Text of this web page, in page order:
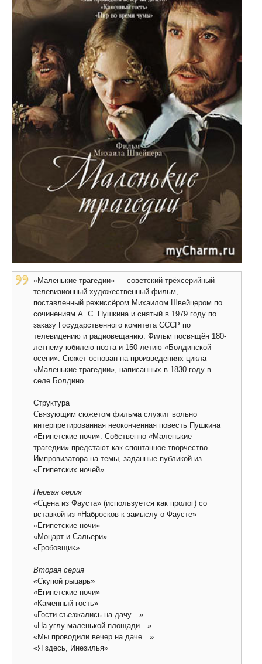
«Маленькие трагедии» — советский трёхсерийный
телевизионный художественный фильм,
поставленный режиссёром Михаилом Швейцером по
сочинениям А. С. Пушкина и снятый в 1979 году по
заказу Государственного комитета СССР по
телевидению и радиовещанию. Фильм посвящён 180-
летнему юбилею поэта и 150-летию «Болдинской
осени». Сюжет основан на произведениях цикла
«Маленькие трагедии», написанных в 1830 году в
селе Болдино.
Структура
Связующим сюжетом фильма служит вольно
интерпретированная неоконченная повесть Пушкина
«Египетские ночи». Собственно «Маленькие
трагедии» предстают как спонтанное творчество
Импровизатора на темы, заданные публикой из
«Египетских ночей».
Первая серия
«Сцена из Фауста» (используется как пролог) со
вставкой из «Набросков к замыслу о Фаусте»
«Египетские ночи»
«Моцарт и Сальери»
«Гробовщик»
Вторая серия
«Скупой рыцарь»
«Египетские ночи»
«Каменный гость»
«Гости съезжались на дачу…»
«На углу маленькой площади…»
«Мы проводили вечер на даче…»
«Я здесь, Инезилья»